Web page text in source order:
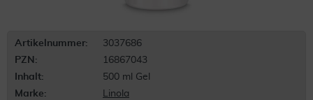
Artikelnummer:
3037686
PZN:
16867043
Inhalt:
500 ml Gel
Marke:
Linola